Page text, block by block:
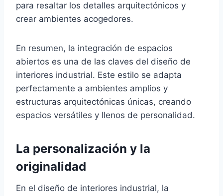
para resaltar los detalles arquitectónicos y
crear ambientes acogedores.
En resumen, la integración de espacios
abiertos es una de las claves del diseño de
interiores industrial. Este estilo se adapta
perfectamente a ambientes amplios y
estructuras arquitectónicas únicas, creando
espacios versátiles y llenos de personalidad.
La personalización y la
originalidad
En el diseño de interiores industrial, la